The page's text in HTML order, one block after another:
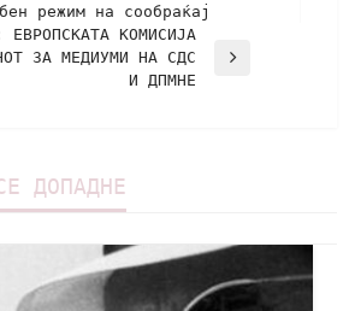
режим на сообраќај
ЕВРОПСКАТА КОМИСИЈА
ЗА МЕДИУМИ НА СДС
И ДПМНЕ
ДОПАДНЕ